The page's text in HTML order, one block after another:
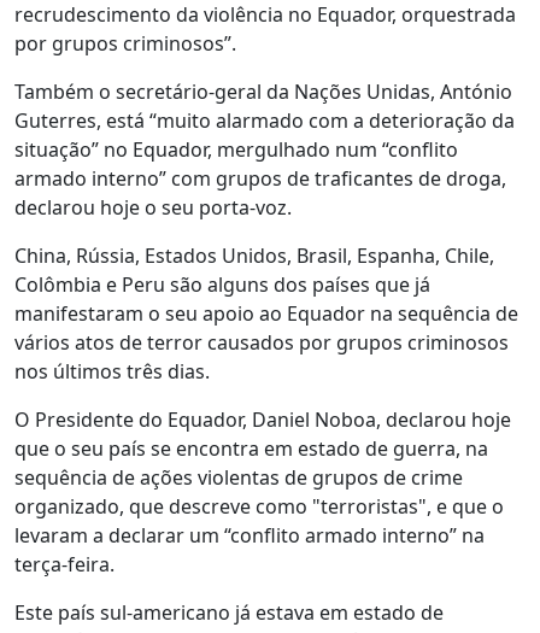
recrudescimento da violência no Equador, orquestrada
por grupos criminosos”.
Também o secretário-geral da Nações Unidas, António
Guterres, está “muito alarmado com a deterioração da
situação” no Equador, mergulhado num “conflito
armado interno” com grupos de traficantes de droga,
declarou hoje o seu porta-voz.
China, Rússia, Estados Unidos, Brasil, Espanha, Chile,
Colômbia e Peru são alguns dos países que já
manifestaram o seu apoio ao Equador na sequência de
vários atos de terror causados por grupos criminosos
nos últimos três dias.
O Presidente do Equador, Daniel Noboa, declarou hoje
que o seu país se encontra em estado de guerra, na
sequência de ações violentas de grupos de crime
organizado, que descreve como "terroristas", e que o
levaram a declarar um “conflito armado interno” na
terça-feira.
Este país sul-americano já estava em estado de